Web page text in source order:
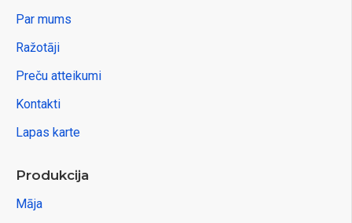
Par mums
Ražotāji
Preču atteikumi
Kontakti
Lapas karte
Produkcija
Māja